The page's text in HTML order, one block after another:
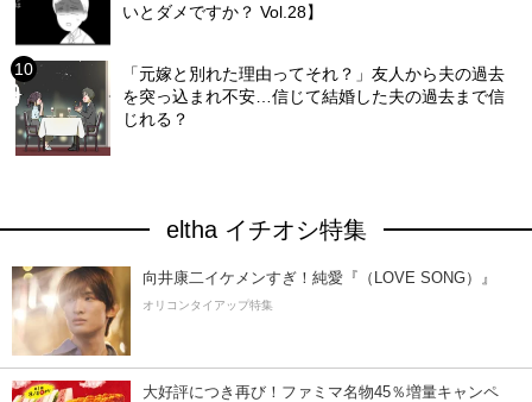
いとダメですか？ Vol.28】
「元嫁と別れた理由ってそれ？」友人から夫の過去
を突っ込まれ不安…信じて結婚した夫の過去まで信
じれる？
eltha イチオシ特集
向井康二イケメンすぎ！純愛『（LOVE SONG）』
オリコンタイアップ特集
大好評につき再び！ファミマ名物45％増量キャンペ